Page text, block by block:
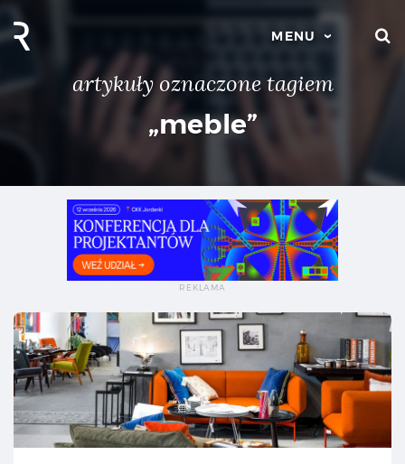
MENU
artykuły oznaczone tagiem
„meble”